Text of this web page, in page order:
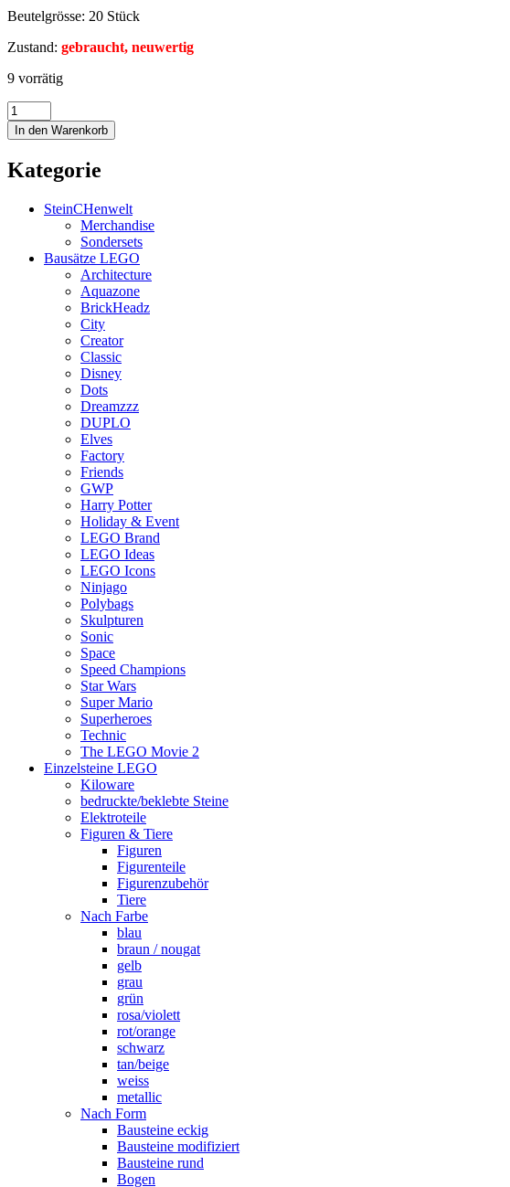
Beutelgrösse: 20 Stück
Zustand: gebraucht, neuwertig
9 vorrätig
In den Warenkorb
Kategorie
SteinCHenwelt
Merchandise
Sondersets
Bausätze LEGO
Architecture
Aquazone
BrickHeadz
City
Creator
Classic
Disney
Dots
Dreamzzz
DUPLO
Elves
Factory
Friends
GWP
Harry Potter
Holiday & Event
LEGO Brand
LEGO Ideas
LEGO Icons
Ninjago
Polybags
Skulpturen
Sonic
Space
Speed Champions
Star Wars
Super Mario
Superheroes
Technic
The LEGO Movie 2
Einzelsteine LEGO
Kiloware
bedruckte/beklebte Steine
Elektroteile
Figuren & Tiere
Figuren
Figurenteile
Figurenzubehör
Tiere
Nach Farbe
blau
braun / nougat
gelb
grau
grün
rosa/violett
rot/orange
schwarz
tan/beige
weiss
metallic
Nach Form
Bausteine eckig
Bausteine modifiziert
Bausteine rund
Bogen